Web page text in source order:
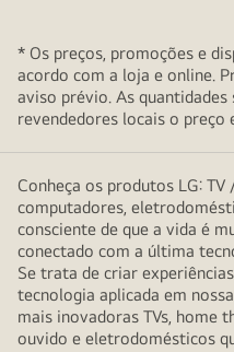
* Os preços, promoções e
acordo com a loja e online.
aviso prévio. As
revendedores locais o preço
Conheça os produtos LG:
computadores,
consciente de que a vida é
conectado com a última
Se trata de criar
tecnologia aplicada em
mais inovadoras TVs, home
ouvido e eletrodomésticos